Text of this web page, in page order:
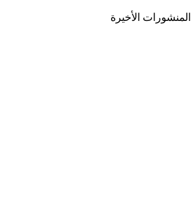
المنشورات الأخيرة